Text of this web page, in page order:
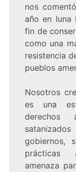
nos
año en luna
fin de
como una
resistencia
pueblos
Nosotros
es una
derechos
gobiernos,
prácticas
amenaza